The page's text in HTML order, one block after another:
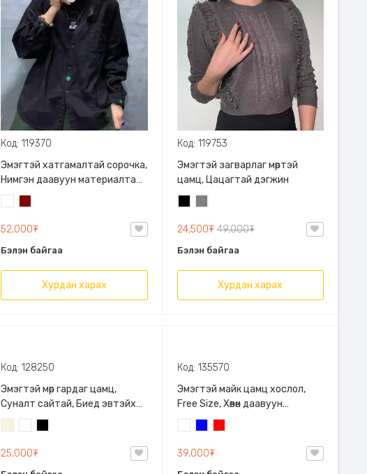
Код: 119370
Эмэгтэй хатгамалтай сорочка,
Нимгэн даавуун материалтай,
Биед эвтэйхэн загварлаг
52,000₮
Бэлэн байгаа
Хурдан харах
Код: 119753
Эмэгтэй загварлаг мөртэй
цамц, Цацагтай дэгжин
24,500₮49,000₮
Бэлэн байгаа
Хурдан харах